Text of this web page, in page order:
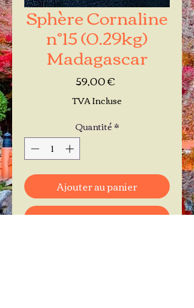
Sphère Cornaline
n°15 (0.29kg)
Madagascar
59,00 €Prix
TVA Incluse
Quantité*
Ajouter au panier
Commander et payer